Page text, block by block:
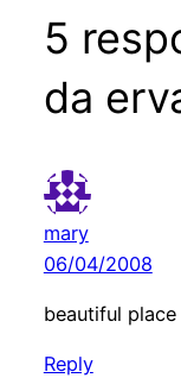
5
da
mary
06/04/2008
beautiful place
Reply